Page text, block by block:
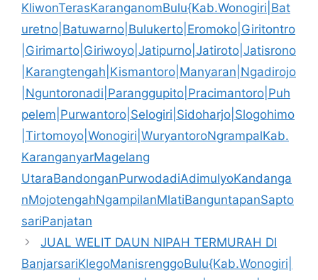
KliwonTerasKaranganomBulu{Kab.Wonogiri|Bat
uretno|Batuwarno|Bulukerto|Eromoko|Giritontro
|Girimarto|Giriwoyo|Jatipurno|Jatiroto|Jatisrono
|Karangtengah|Kismantoro|Manyaran|Ngadirojo
|Nguntoronadi|Paranggupito|Pracimantoro|Puh
pelem|Purwantoro|Selogiri|Sidoharjo|Slogohimo
|Tirtomoyo|Wonogiri|WuryantoroNgrampalKab.
KaranganyarMagelang
UtaraBandonganPurwodadiAdimulyoKandanga
nMojotengahNgampilanMlatiBanguntapanSapto
sariPanjatan
JUAL WELIT DAUN NIPAH TERMURAH DI
BanjarsariKlegoManisrenggoBulu{Kab.Wonogiri|